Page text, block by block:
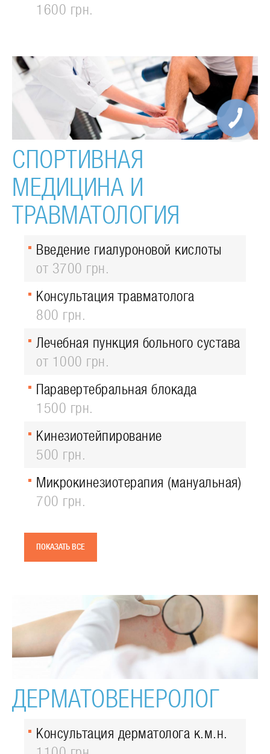
1600 грн.
СПОРТИВНАЯ
МЕДИЦИНА И
ТРАВМАТОЛОГИЯ
Введение гиалуроновой кислоты
от 3700 грн.
Консультация травматолога
800 грн.
Лечебная пункция больного сустава
от 1000 грн.
Паравертебральная блокада
1500 грн.
Кинезиотейпирование
500 грн.
Микрокинезиотерапия (мануальная)
700 грн.
ПОКАЗАТЬ ВСЕ
ДЕРМАТОВЕНЕРОЛОГ
Консультация дерматолога к.м.н.